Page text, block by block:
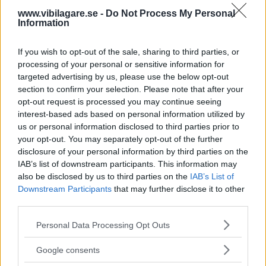
www.vibilagare.se - Do Not Process My Personal
Information
If you wish to opt-out of the sale, sharing to third parties, or
processing of your personal or sensitive information for
targeted advertising by us, please use the below opt-out
section to confirm your selection. Please note that after your
opt-out request is processed you may continue seeing
interest-based ads based on personal information utilized by
us or personal information disclosed to third parties prior to
your opt-out. You may separately opt-out of the further
disclosure of your personal information by third parties on the
IAB’s list of downstream participants. This information may
also be disclosed by us to third parties on the IAB’s List of
Downstream Participants that may further disclose it to other
Please note that this website/app uses one or more Google
not limited to your visit or usage behaviour. You may click to
Personal Data Processing Opt Outs
Google consents
gul lampa?
0 kommentarer Gasa (7) Bromsa (6)
Stölder av katalysatorer
ökar kraftigt
NYHETER 18 augusti 2020 Ligorna är ute efter ädelmetall
dyrare än guld. Här är modellen som är extra stöldbegärlig.
0 kommentarer Gasa (2) Bromsa (1)
Toyota Auris och Prius
återkallas – kan tappa
drivningen